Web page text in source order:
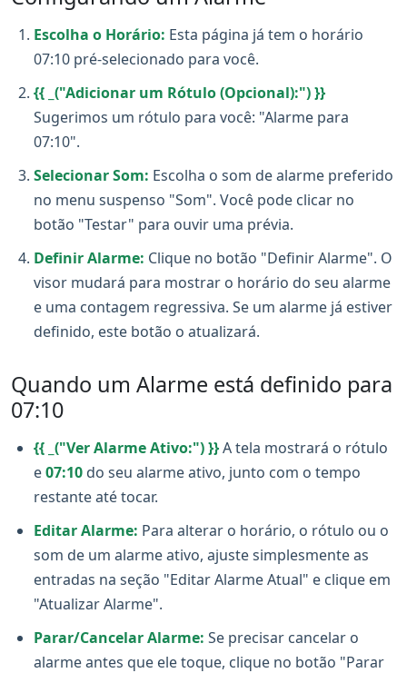
Escolha o Horário: Esta página já tem o horário
07:10 pré-selecionado para você.
{{ _("Adicionar um Rótulo (Opcional):") }}
Sugerimos um rótulo para você: "Alarme para
07:10".
Selecionar Som: Escolha o som de alarme preferido
no menu suspenso "Som". Você pode clicar no
botão "Testar" para ouvir uma prévia.
Definir Alarme: Clique no botão "Definir Alarme". O
visor mudará para mostrar o horário do seu alarme
e uma contagem regressiva. Se um alarme já estiver
definido, este botão o atualizará.
Quando um Alarme está definido para
07:10
{{ _("Ver Alarme Ativo:") }}A tela mostrará o rótulo
e07:10 do seu alarme ativo, junto com o tempo
restante até tocar.
Editar Alarme: Para alterar o horário, o rótulo ou o
som de um alarme ativo, ajuste simplesmente as
entradas na seção "Editar Alarme Atual" e clique em
"Atualizar Alarme".
Parar/Cancelar Alarme: Se precisar cancelar o
alarme antes que ele toque, clique no botão "Parar